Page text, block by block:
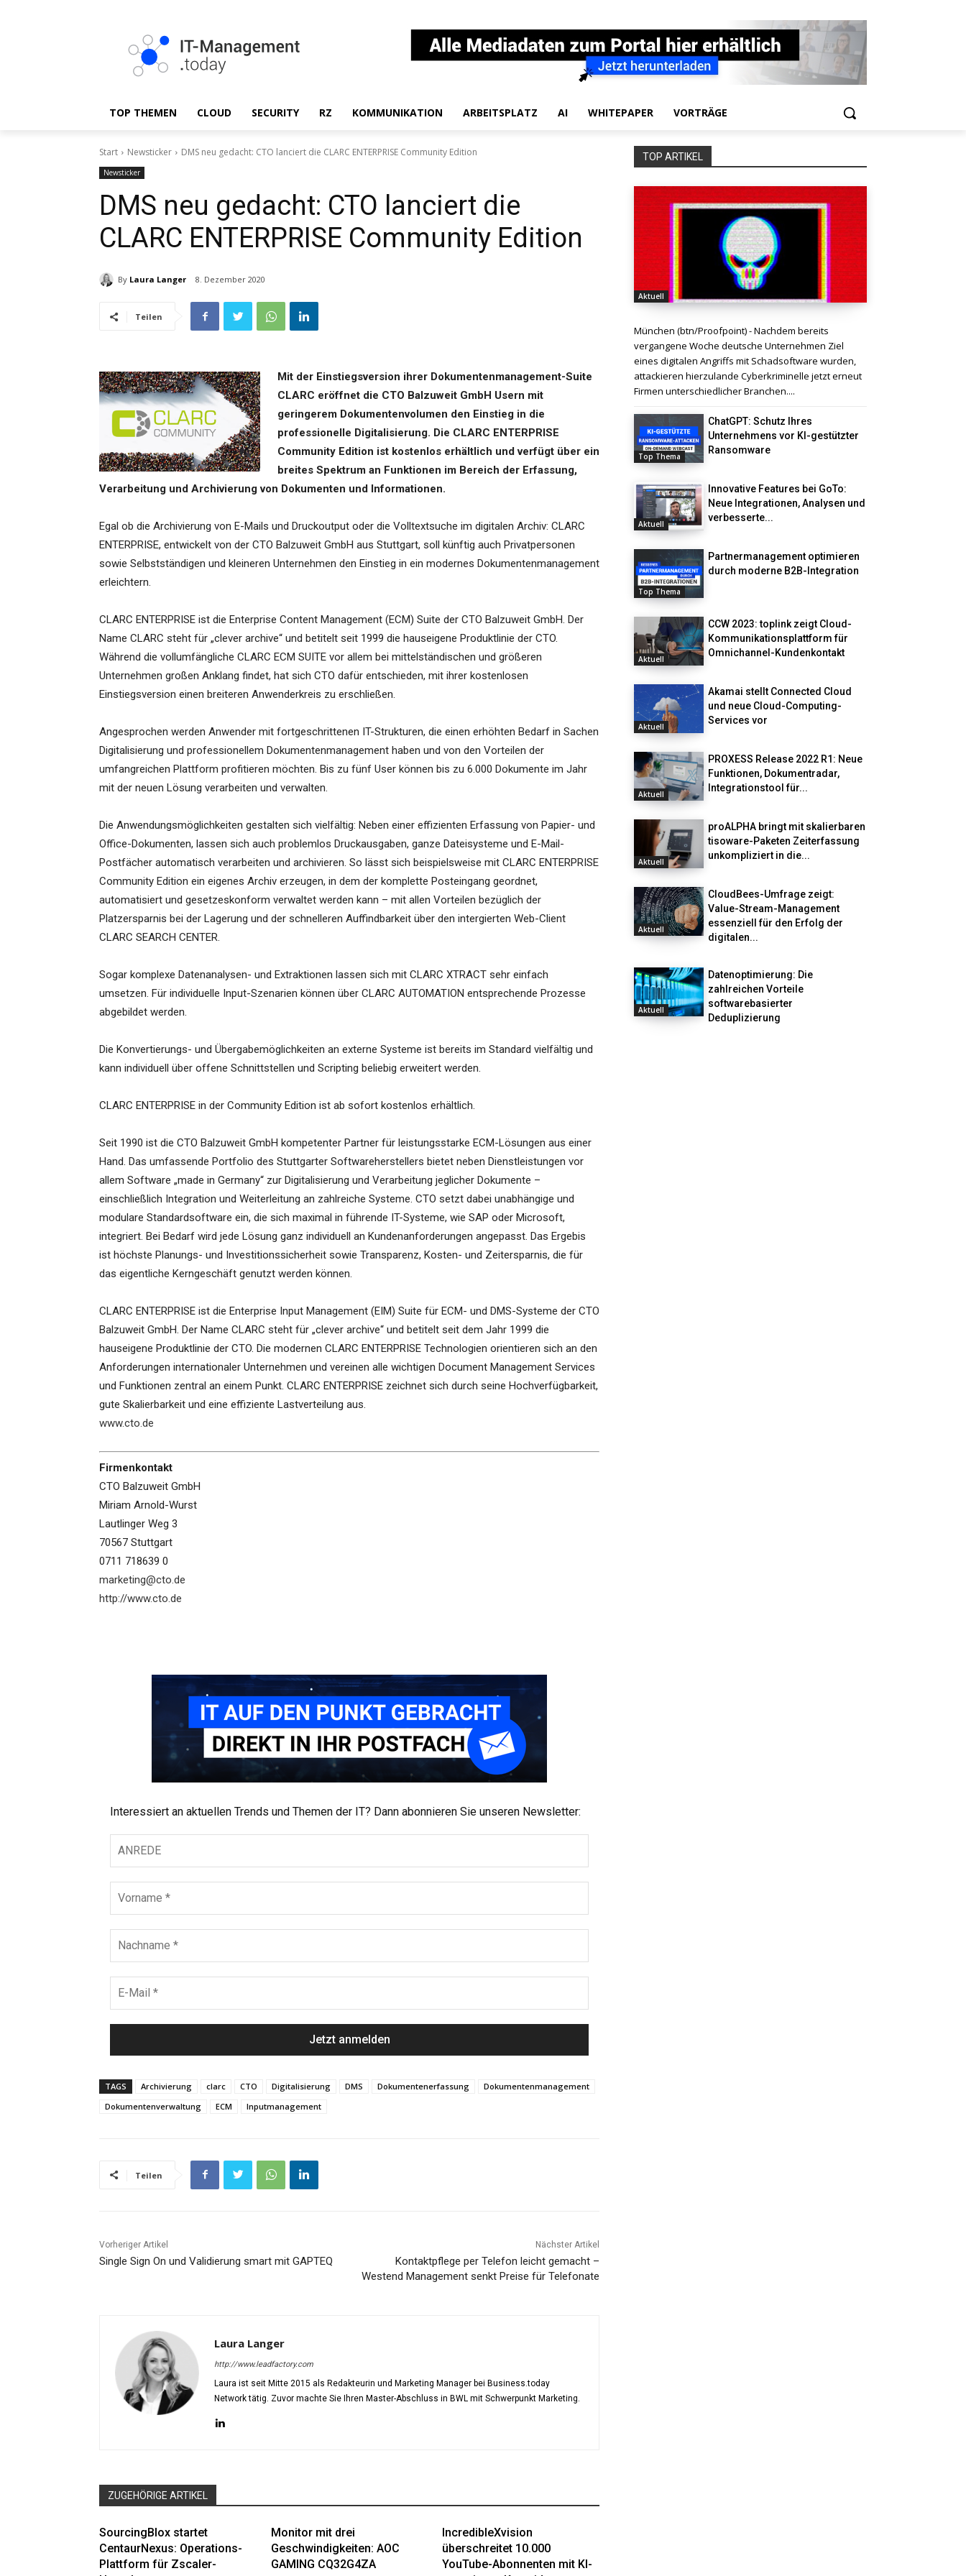
TOP THEMEN CLOUD SECURITY RZ KOMMUNIKATION ARBEITSPLATZ AI WHITEPAPER VORTRÄGE
Start Newsticker DMS neu gedacht: CTO lanciert die CLARC ENTERPRISE Community Edition
Newsticker
DMS neu gedacht: CTO lanciert die
CLARC ENTERPRISE Community Edition
By Laura Langer 8. Dezember 2020
Teilen
Mit der Einstiegsversion ihrer Dokumentenmanagement-Suite
CLARC eröffnet die CTO Balzuweit GmbH Usern mit
geringerem Dokumentenvolumen den Einstieg in die
professionelle Digitalisierung. Die CLARC ENTERPRISE
Community Edition ist kostenlos erhältlich und verfügt über ein
breites Spektrum an Funktionen im Bereich der Erfassung,
Verarbeitung und Archivierung von Dokumenten und Informationen.
Egal ob die Archivierung von E-Mails und Druckoutput oder die Volltextsuche im digitalen Archiv: CLARC
ENTERPRISE, entwickelt von der CTO Balzuweit GmbH aus Stuttgart, soll künftig auch Privatpersonen
sowie Selbstständigen und kleineren Unternehmen den Einstieg in ein modernes Dokumentenmanagement
erleichtern.
CLARC ENTERPRISE ist die Enterprise Content Management (ECM) Suite der CTO Balzuweit GmbH. Der
Name CLARC steht für „clever archive“ und betitelt seit 1999 die hauseigene Produktlinie der CTO.
Während die vollumfängliche CLARC ECM SUITE vor allem bei mittelständischen und größeren
Unternehmen großen Anklang findet, hat sich CTO dafür entschieden, mit ihrer kostenlosen
Einstiegsversion einen breiteren Anwenderkreis zu erschließen.
Angesprochen werden Anwender mit fortgeschrittenen IT-Strukturen, die einen erhöhten Bedarf in Sachen
Digitalisierung und professionellem Dokumentenmanagement haben und von den Vorteilen der
umfangreichen Plattform profitieren möchten. Bis zu fünf User können bis zu 6.000 Dokumente im Jahr
mit der neuen Lösung verarbeiten und verwalten.
Die Anwendungsmöglichkeiten gestalten sich vielfältig: Neben einer effizienten Erfassung von Papier- und
Office-Dokumenten, lassen sich auch problemlos Druckausgaben, ganze Dateisysteme und E-Mail-
Postfächer automatisch verarbeiten und archivieren. So lässt sich beispielsweise mit CLARC ENTERPRISE
Community Edition ein eigenes Archiv erzeugen, in dem der komplette Posteingang geordnet,
automatisiert und gesetzeskonform verwaltet werden kann – mit allen Vorteilen bezüglich der
Platzersparnis bei der Lagerung und der schnelleren Auffindbarkeit über den intergierten Web-Client
CLARC SEARCH CENTER.
Sogar komplexe Datenanalysen- und Extraktionen lassen sich mit CLARC XTRACT sehr einfach
umsetzen. Für individuelle Input-Szenarien können über CLARC AUTOMATION entsprechende Prozesse
abgebildet werden.
Die Konvertierungs- und Übergabemöglichkeiten an externe Systeme ist bereits im Standard vielfältig und
kann individuell über offene Schnittstellen und Scripting beliebig erweitert werden.
CLARC ENTERPRISE in der Community Edition ist ab sofort kostenlos erhältlich.
Seit 1990 ist die CTO Balzuweit GmbH kompetenter Partner für leistungsstarke ECM-Lösungen aus einer
Hand. Das umfassende Portfolio des Stuttgarter Softwareherstellers bietet neben Dienstleistungen vor
allem Software „made in Germany“ zur Digitalisierung und Verarbeitung jeglicher Dokumente –
einschließlich Integration und Weiterleitung an zahlreiche Systeme. CTO setzt dabei unabhängige und
modulare Standardsoftware ein, die sich maximal in führende IT-Systeme, wie SAP oder Microsoft,
integriert. Bei Bedarf wird jede Lösung ganz individuell an Kundenanforderungen angepasst. Das Ergebis
ist höchste Planungs- und Investitionssicherheit sowie Transparenz, Kosten- und Zeitersparnis, die für
das eigentliche Kerngeschäft genutzt werden können.
CLARC ENTERPRISE ist die Enterprise Input Management (EIM) Suite für ECM- und DMS-Systeme der CTO
Balzuweit GmbH. Der Name CLARC steht für „clever archive“ und betitelt seit dem Jahr 1999 die
hauseigene Produktlinie der CTO. Die modernen CLARC ENTERPRISE Technologien orientieren sich an den
Anforderungen internationaler Unternehmen und vereinen alle wichtigen Document Management Services
und Funktionen zentral an einem Punkt. CLARC ENTERPRISE zeichnet sich durch seine Hochverfügbarkeit,
gute Skalierbarkeit und eine effiziente Lastverteilung aus.
www.cto.de
Firmenkontakt
CTO Balzuweit GmbH
Miriam Arnold-Wurst
Lautlinger Weg 3
70567 Stuttgart
0711 718639 0
marketing@cto.de
http://www.cto.de
Interessiert an aktuellen Trends und Themen der IT? Dann abonnieren Sie unseren Newsletter:
TAGS Archivierung clarc CTO Digitalisierung DMS Dokumentenerfassung
Dokumentenmanagement
Dokumentenverwaltung
ECM Inputmanagement
Teilen
Vorheriger Artikel
Single Sign On und Validierung smart mit GAPTEQ
Nächster Artikel
Kontaktpflege per Telefon leicht gemacht –
Westend Management senkt Preise für Telefonate
Laura Langer
http://www.leadfactory.com
Laura ist seit Mitte 2015 als Redakteurin und Marketing Manager bei Business.today
Network tätig. Zuvor machte Sie Ihren Master-Abschluss in BWL mit Schwerpunkt Marketing.
ZUGEHÖRIGE ARTIKEL
SourcingBlox startet
CentaurNexus: Operations-
Plattform für Zscaler-
Monitor mit drei
Geschwindigkeiten: AOC
GAMING CQ32G4ZA
IncredibleXvision
überschreitet 10.000
YouTube-Abonnenten mit KI-
TOP ARTIKEL
Aktuell
München (btn/Proofpoint) - Nachdem bereits
vergangene Woche deutsche Unternehmen Ziel
eines digitalen Angriffs mit Schadsoftware wurden,
attackieren hierzulande Cyberkriminelle jetzt erneut
Firmen unterschiedlicher Branchen....
Top Thema
ChatGPT: Schutz Ihres
Unternehmens vor KI-gestützter
Ransomware
Aktuell
Innovative Features bei GoTo:
Neue Integrationen, Analysen und
verbesserte...
Top Thema
Partnermanagement optimieren
durch moderne B2B-Integration
Aktuell
CCW 2023: toplink zeigt Cloud-
Kommunikationsplattform für
Omnichannel-Kundenkontakt
Aktuell
Akamai stellt Connected Cloud
und neue Cloud-Computing-
Services vor
Aktuell
PROXESS Release 2022 R1: Neue
Funktionen, Dokumentradar,
Integrationstool für...
Aktuell
proALPHA bringt mit skalierbaren
tisoware-Paketen Zeiterfassung
unkompliziert in die...
Aktuell
CloudBees-Umfrage zeigt:
Value-Stream-Management
essenziell für den Erfolg der
digitalen...
Aktuell
Datenoptimierung: Die
zahlreichen Vorteile
softwarebasierter
Deduplizierung